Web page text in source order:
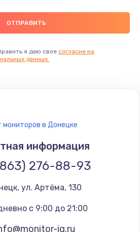
я даю свое согласие на
данных.
мониторов в Донецке
информация
276-88-93
, ул. Артёма, 130
с 9:00 до 21:00
iq.ru